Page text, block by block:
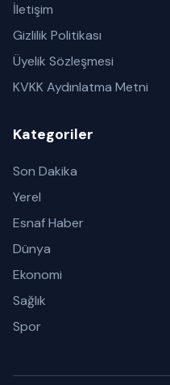
İletişim
Gizlilik Politikası
Üyelik Sözleşmesi
KVKK Aydınlatma Metni
Kategoriler
Son Dakika
Yerel
Esnaf Haber
Dünya
Ekonomi
Sağlık
Spor